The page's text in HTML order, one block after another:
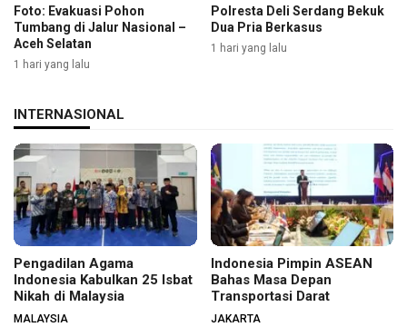
Foto: Evakuasi Pohon
Tumbang di Jalur Nasional –
Aceh Selatan
1 hari yang lalu
Polresta Deli Serdang Bekuk
Dua Pria Berkasus
1 hari yang lalu
INTERNASIONAL
Pengadilan Agama
Indonesia Kabulkan 25 Isbat
Nikah di Malaysia
MALAYSIA
Indonesia Pimpin ASEAN
Bahas Masa Depan
Transportasi Darat
JAKARTA